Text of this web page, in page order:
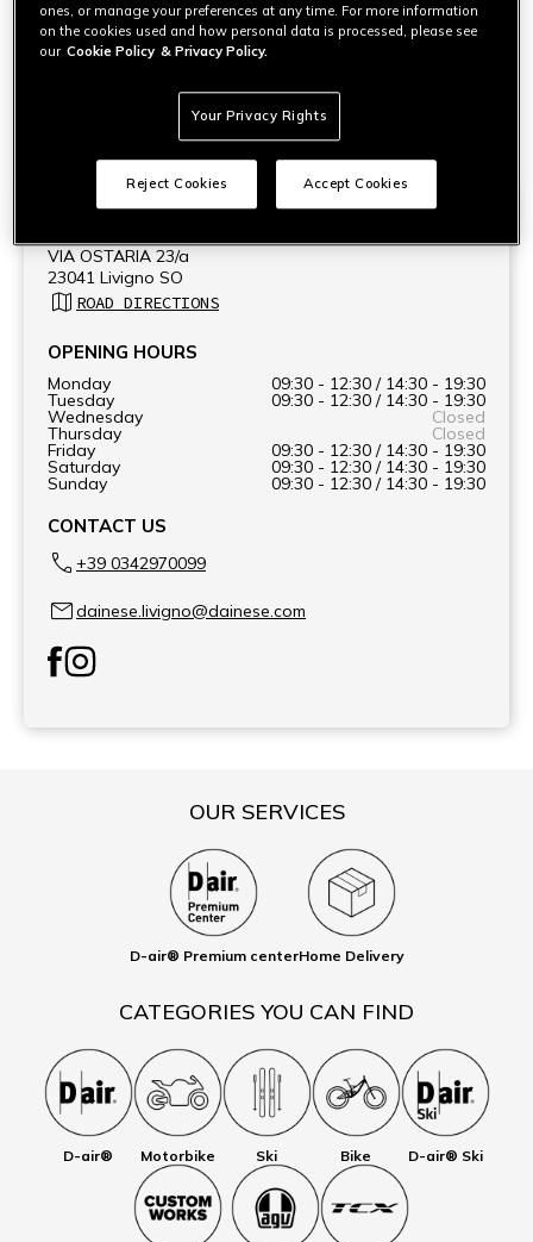
composto da appassionati, è pronto a seguire con
professionalità ogni cliente per una consulenza
personalizzata.
Dainese Livigno si trova nell'alta Valtellina, al confine tra Italia
e Svizzera, tra le località sciistiche più rinomate dagli
appassionati dello sci alpino e vicino ai passi più iconici per gli
VIA OSTARIA 23/a
23041 Livigno SO
ROAD DIRECTIONS
OPENING HOURS
Monday 09:30 - 12:30 / 14:30 - 19:30
Tuesday 09:30 - 12:30 / 14:30 - 19:30
Wednesday Closed
Thursday Closed
Friday 09:30 - 12:30 / 14:30 - 19:30
Saturday 09:30 - 12:30 / 14:30 - 19:30
Sunday 09:30 - 12:30 / 14:30 - 19:30
CONTACT US
+39 0342970099
dainese.livigno@dainese.com
OUR SERVICES
D-air® Premium centerHome Delivery
CATEGORIES YOU CAN FIND
D-air® Motorbike Ski Bike D-air® Ski
ones, or manage your preferences at any time. For more information
on the cookies used and how personal data is processed, please see
our Cookie Policy & Privacy Policy.
Your Privacy Rights
Reject Cookies Accept Cookies